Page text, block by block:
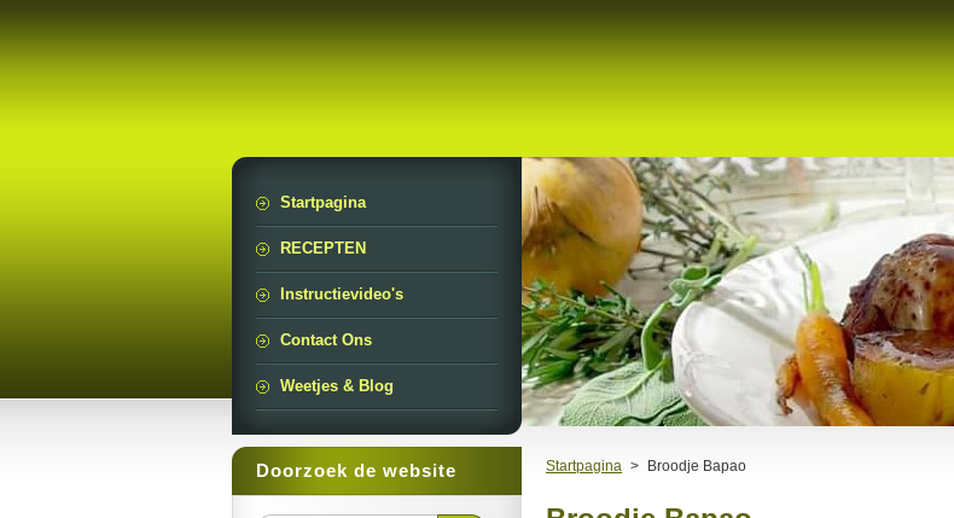
Startpagina > Broodje Bapao
Startpagina
RECEPTEN
Instructievideo's
Contact Ons
Weetjes & Blog
Doorzoek de website